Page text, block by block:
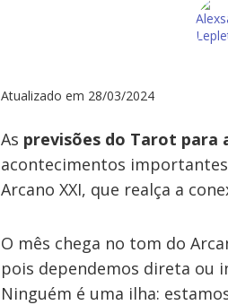
Atualizado em 28/03/2024
As previsões do Tarot para
acontecimentos
Arcano XXI, que realça a
O mês chega no tom do
pois dependemos direta ou
Ninguém é uma ilha: